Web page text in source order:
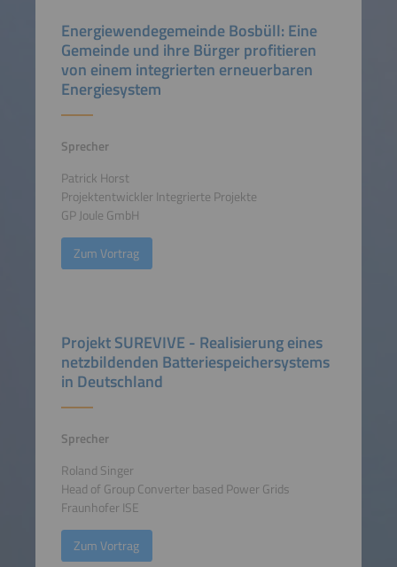
Energiewendegemeinde Bosbüll: Eine
Gemeinde und ihre Bürger profitieren
von einem integrierten erneuerbaren
Energiesystem
Sprecher
Patrick Horst
Projektentwickler Integrierte Projekte
GP Joule GmbH
Zum Vortrag
Projekt SUREVIVE - Realisierung eines
netzbildenden Batteriespeichersystems
in Deutschland
Sprecher
Roland Singer
Head of Group Converter based Power Grids
Fraunhofer ISE
Zum Vortrag